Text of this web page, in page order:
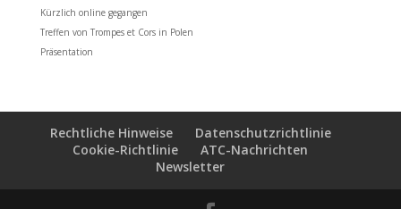
Kürzlich online gegangen
Treffen von Trompes et Cors in Polen
Präsentation
Rechtliche Hinweise
Datenschutzrichtlinie
Cookie-Richtlinie
ATC-Nachrichten
Newsletter